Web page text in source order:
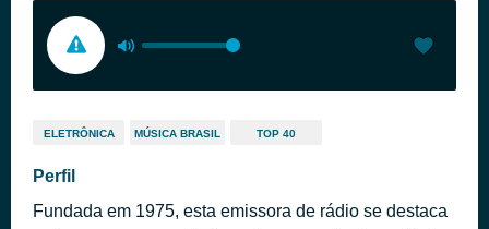
ELETRÔNICA MÚSICA BRASIL TOP 40
Perfil
Fundada em 1975, esta emissora de rádio se destaca